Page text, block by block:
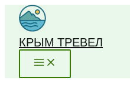
Перейти
содержимому
КРЫМ ТРЕВЕЛ